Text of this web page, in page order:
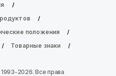
положения
Товарные знаки
2026. Все права